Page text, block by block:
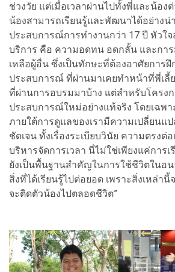
ช่วงวัย แต่เมื่อเวลาผ่านไปทั้งพี่และน้อง
น้องสามารถเรียนรู้และพัฒนาได้อย่างน่
ประสบการณ์การทำงานกว่า 17 ปี หัวใ
บริการ คือ ความอดทน อดกลั้น และกา
เหลือผู้อื่น ซึ่งเป็นทักษะที่ต้องอาศัยการฝึ
ประสบการณ์ ที่ผ่านมาเคยทำหน้าที่พี่เลี้
ที่ผ่านการอบรมมาบ้าง แต่สำหรับโครง
ประสบการณ์ใหม่อย่างแท้จริง โดยเฉพา
ภายใต้การดูแลของเรามีความเปลี่ยนแ
ชัดเจน ทั้งเรื่องระเบียบวินัย ความตรงต่
บริหารจัดการเวลา นี่ไม่ใช่เพียงแค่การ
ยังเป็นพื้นฐานสำคัญในการใช้ชีวิตในอ
สิ่งที่ได้เรียนรู้ไปต่อยอด เพราะสิ่งเหล่า
จะติดตัวน้องไปตลอดชีวิต”